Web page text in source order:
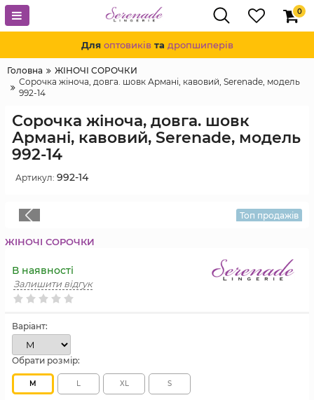
0
Для оптовиків та дропшиперів
Головна
ЖІНОЧІ СОРОЧКИ
Сорочка жіноча, довга. шовк Армані, кавовий, Serenade, модель
992-14
Сорочка жіноча, довга. шовк
Армані, кавовий, Serenade, модель
992-14
Артикул: 992-14
Топ продажів
ЖІНОЧІ СОРОЧКИ
Залишити відгук
В наявності
Варіант:
Обрати розмір:
M L XL S